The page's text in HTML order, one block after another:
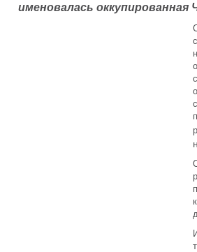
именовалась оккупированная